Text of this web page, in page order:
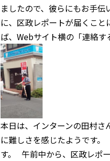
ましたので、彼らにもお手
に、区政レポートが届くこ
ば、Webサイト横の「連絡
本日は、インターンの田村さ
に難しさを感じたようです
す。 午前中から、区政レポ